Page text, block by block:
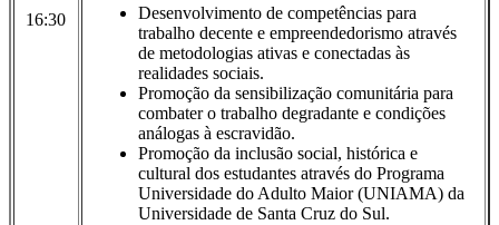
16:30
Desenvolvimento de competências para
trabalho decente e empreendedorismo através
de metodologias ativas e conectadas às
realidades sociais.
Promoção da sensibilização comunitária para
combater o trabalho degradante e condições
análogas à escravidão.
Promoção da inclusão social, histórica e
cultural dos estudantes através do Programa
Universidade do Adulto Maior (UNIAMA) da
Universidade de Santa Cruz do Sul.